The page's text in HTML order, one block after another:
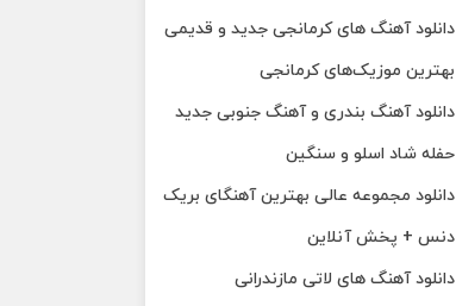
دانلود آهنگ‌ های کرمانجی جدید و قدیمی
بهترین موزیک‌های کرمانجی
دانلود آهنگ بندری و آهنگ جنوبی جدید
حفله شاد اسلو و سنگین
دانلود مجموعه عالی بهترین آهنگای بریک
دنس + پخش آنلاین
دانلود آهنگ‌ های لاتی مازندرانی